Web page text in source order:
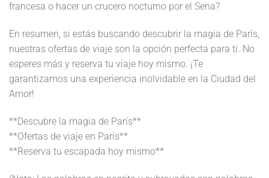
francesa o hacer un crucero nocturno por el Sena?
En resumen, si estás buscando descubrir la magia de París,
nuestras ofertas de viaje son la opción perfecta para ti. No
esperes más y reserva tu viaje hoy mismo. ¡Te
garantizamos una experiencia inolvidable en la Ciudad del
Amor!
**Descubre la magia de París**
**Ofertas de viaje en París**
**Reserva tu escapada hoy mismo**